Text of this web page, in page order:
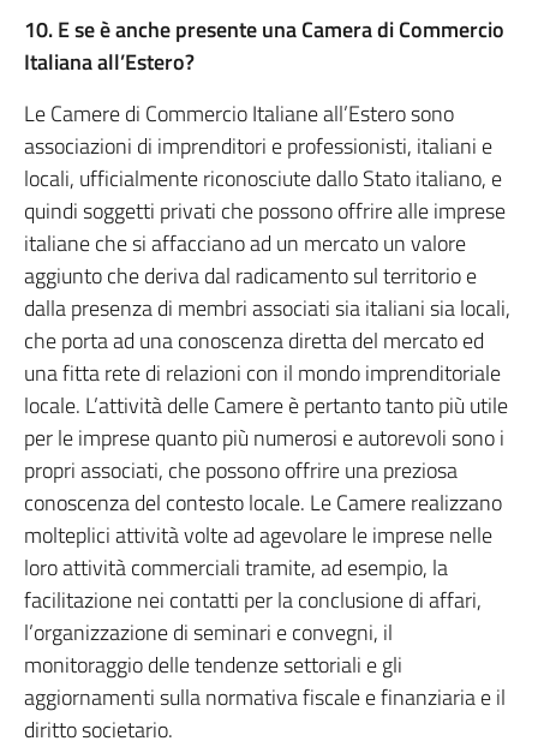
10. E se è anche presente una Camera di Commercio
Italiana all’Estero?
Le Camere di Commercio Italiane all’Estero sono
associazioni di imprenditori e professionisti, italiani e
locali, ufficialmente riconosciute dallo Stato italiano, e
quindi soggetti privati che possono offrire alle imprese
italiane che si affacciano ad un mercato un valore
aggiunto che deriva dal radicamento sul territorio e
dalla presenza di membri associati sia italiani sia locali,
che porta ad una conoscenza diretta del mercato ed
una fitta rete di relazioni con il mondo imprenditoriale
locale. L’attività delle Camere è pertanto tanto più utile
per le imprese quanto più numerosi e autorevoli sono i
propri associati, che possono offrire una preziosa
conoscenza del contesto locale. Le Camere realizzano
molteplici attività volte ad agevolare le imprese nelle
loro attività commerciali tramite, ad esempio, la
facilitazione nei contatti per la conclusione di affari,
l’organizzazione di seminari e convegni, il
monitoraggio delle tendenze settoriali e gli
aggiornamenti sulla normativa fiscale e finanziaria e il
diritto societario.